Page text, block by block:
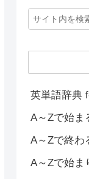
英単語辞典
A～Zで始ま
A～Zで終わ
A～Zで始ま